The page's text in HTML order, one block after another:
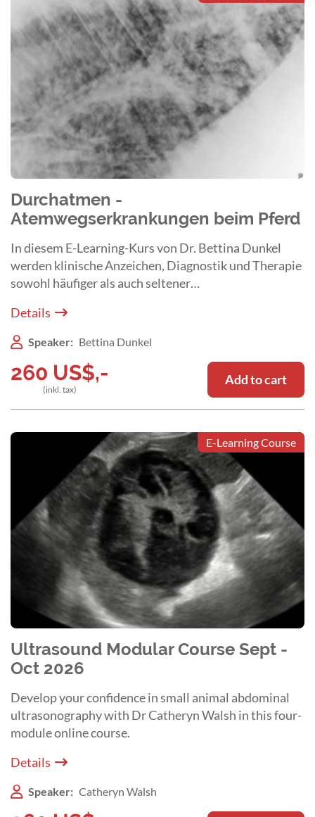
Durchatmen -
Atemwegserkrankungen beim Pferd
In diesem E-Learning-Kurs von Dr. Bettina Dunkel
werden klinische Anzeichen, Diagnostik und Therapie
sowohl häufiger als auch seltener
dargestellt sowie fundiert diskutiert.
Details
Speaker: Bettina Dunkel
260 US$,-
(inkl. tax)
Add to cart
E-Learning Course
Ultrasound Modular Course Sept -
Oct 2026
Develop your confidence in small animal abdominal
ultrasonography with Dr Catheryn Walsh in this four-
module online course.
Details
Speaker: Catheryn Walsh